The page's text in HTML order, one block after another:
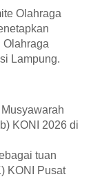
Olahraga
Olahraga
Lampung.
KONI 2026 di
tuan
KONI Pusat